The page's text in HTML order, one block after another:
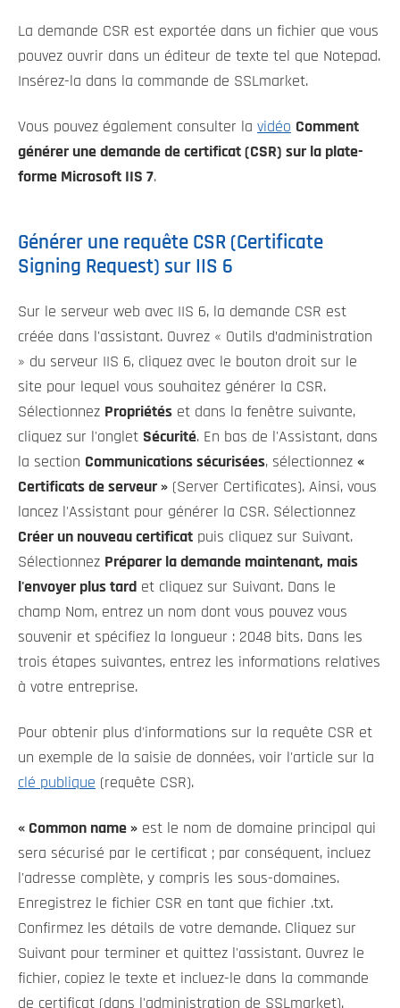
La demande CSR est exportée dans un fichier que vous
pouvez ouvrir dans un éditeur de texte tel que Notepad.
Insérez-la dans la commande de SSLmarket.
Vous pouvez également consulter la vidéo Comment
générer une demande de certificat (CSR) sur la plate-
forme Microsoft IIS 7.
Générer une requête CSR (Certificate
Signing Request) sur IIS 6
Sur le serveur web avec IIS 6, la demande CSR est
créée dans l'assistant. Ouvrez « Outils d’administration
» du serveur IIS 6, cliquez avec le bouton droit sur le
site pour lequel vous souhaitez générer la CSR.
Sélectionnez Propriétés et dans la fenêtre suivante,
cliquez sur l'onglet Sécurité. En bas de l'Assistant, dans
la section Communications sécurisées, sélectionnez «
Certificats de serveur » (Server Certificates). Ainsi, vous
lancez l'Assistant pour générer la CSR. Sélectionnez
Créer un nouveau certificat puis cliquez sur Suivant.
Sélectionnez Préparer la demande maintenant, mais
l'envoyer plus tard et cliquez sur Suivant. Dans le
champ Nom, entrez un nom dont vous pouvez vous
souvenir et spécifiez la longueur : 2048 bits. Dans les
trois étapes suivantes, entrez les informations relatives
à votre entreprise.
Pour obtenir plus d'informations sur la requête CSR et
un exemple de la saisie de données, voir l'article sur la
clé publique (requête CSR).
« Common name » est le nom de domaine principal qui
sera sécurisé par le certificat ; par conséquent, incluez
l'adresse complète, y compris les sous-domaines.
Enregistrez le fichier CSR en tant que fichier .txt.
Confirmez les détails de votre demande. Cliquez sur
Suivant pour terminer et quittez l'assistant. Ouvrez le
fichier, copiez le texte et incluez-le dans la commande
de certificat (dans l'administration de SSLmarket).